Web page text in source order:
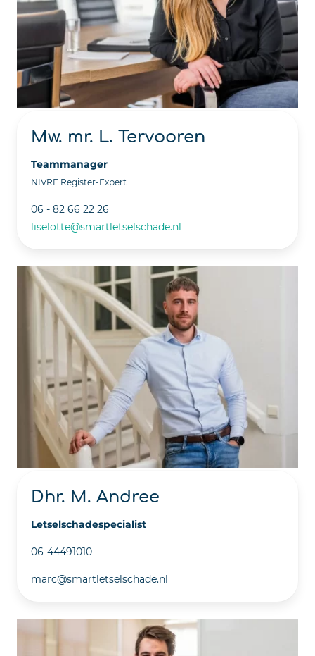
Mw. mr. L. Tervooren
Teammanager
NIVRE Register-Expert
06 - 82 66 22 26
liselotte@smartletselschade.nl
Dhr. M. Andree
Letselschadespecialist
06-44491010
marc@smartletselschade.nl